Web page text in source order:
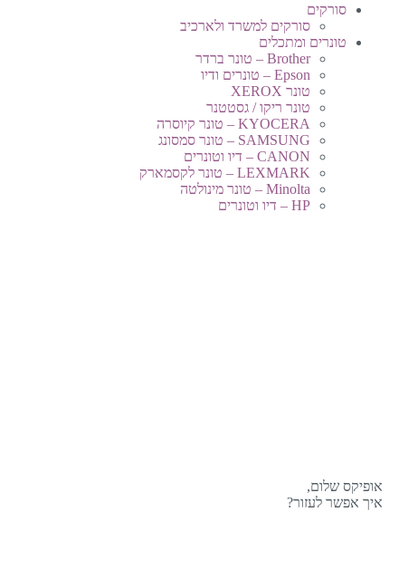
סורקים
סורקים למשרד ולארכיב
טונרים ומתכלים
Brother – טונר ברדר
Epson – טונרים ודיו
טונר XEROX
טונר ריקו / גסטטנר
KYOCERA – טונר קיוסרה
SAMSUNG – טונר סמסונג
CANON – דיו וטונרים
LEXMARK – טונר לקסמארק
Minolta – טונר מינולטה
HP – דיו וטונרים
אופיקס שלום,
איך אפשר לעזור?